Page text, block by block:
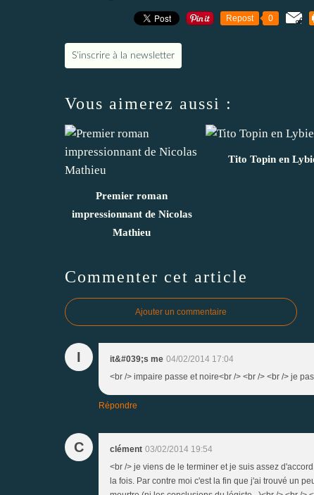
Repost 0
S'inscrire à la newsletter
Vous aimerez aussi :
Premier roman
impressionnant de Nicolas
Mathieu
Tito Topin en
Commenter cet article
Ajouter un commentaire
I it&#039;s me 04/02/2014 17:04
<br /> impaire passe et noire<br /> <br /> <br /> je
Répondre
C clément 03/02/2014 19:54
<br /> je viens de le terminer et je suis assez
la fois. Par contre moi c'est la fin que j'ai trouvé un